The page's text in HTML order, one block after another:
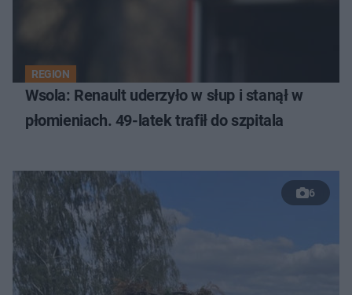
REGION
Wsola: Renault uderzyło w słup i stanął w
płomieniach. 49-latek trafił do szpitala
6